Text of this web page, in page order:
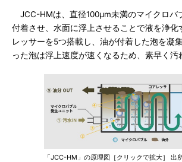
JCC-HMは、直径100μm未満のマイクロバ
付着させ、水面に浮上させることで液を浄化
レッサーを5つ搭載し、油が付着した泡を凝
った泡は浮上速度が速くなるため、素早く汚
「JCC-HM」の原理図［クリックで拡大］ 出